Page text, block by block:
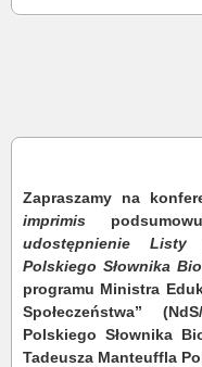
Zapraszamy na
imprimis
udostępnienie Listy
Polskiego Słownika
programu Ministra
Społeczeństwa”
Polskiego Słownika
Tadeusza Manteuffla